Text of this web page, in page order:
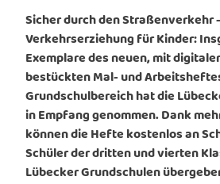
Sicherdurchden Straßenverkehr
Verkehrserziehung für Kinder:
Exemplare des neuen, mit
bestückten Mal- und
Grundschulbereich hat die
in Empfang genommen. Dank
können die Hefte kostenlos an
Schüler der dritten und vierten
Lübecker Grundschulen